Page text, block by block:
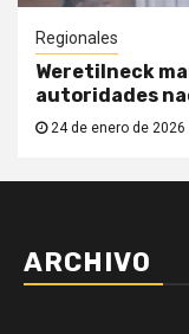
Regionales
Weretilneck
autoridades
24 de enero de 2026
ARCHIVO